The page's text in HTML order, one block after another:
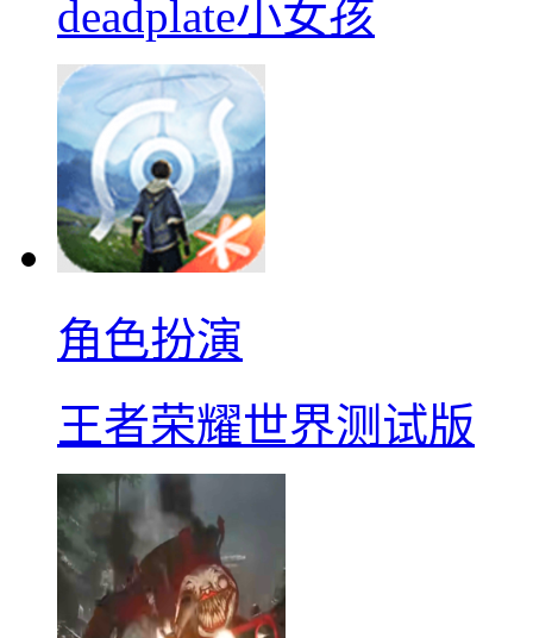
deadplate小女孩
角色扮演
王者荣耀世界测试版